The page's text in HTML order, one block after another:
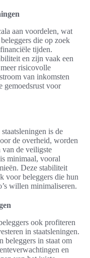
aan voordelen, wat
die op zoek
tijden.
en zijn vaak een
risicovolle
van inkomsten
gemoedsrust voor
is de
de overheid, worden
van de veiligste
minimaal, vooral
Deze stabiliteit
voor beleggers die hun
willen minimaliseren.
ook profiteren
in staatsleningen.
beleggers in staat om
en